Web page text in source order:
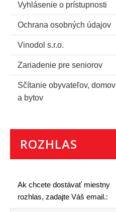
Vyhlásenie o prístupnosti
Ochrana osobných údajov
Vinodol s.r.o.
Zariadenie pre seniorov
Sčítanie obyvateľov, domov
a bytov
ROZHLAS
Ak chcete dostávať miestny
rozhlas, zadajte Váš email.: